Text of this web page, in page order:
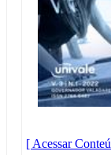
[ Acessar